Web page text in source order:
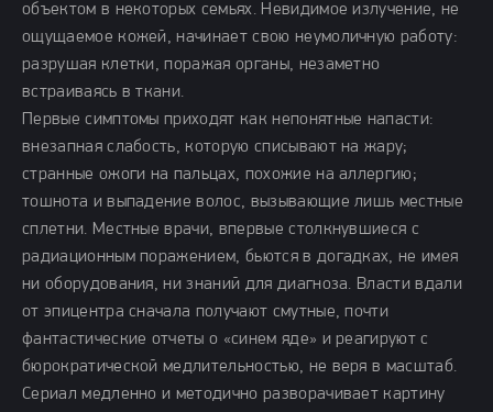
объектом в некоторых семьях. Невидимое излучение, не
ощущаемое кожей, начинает свою неумоличную работу:
разрушая клетки, поражая органы, незаметно
встраиваясь в ткани.
Первые симптомы приходят как непонятные напасти:
внезапная слабость, которую списывают на жару;
странные ожоги на пальцах, похожие на аллергию;
тошнота и выпадение волос, вызывающие лишь местные
сплетни. Местные врачи, впервые столкнувшиеся с
радиационным поражением, бьются в догадках, не имея
ни оборудования, ни знаний для диагноза. Власти вдали
от эпицентра сначала получают смутные, почти
фантастические отчеты о «синем яде» и реагируют с
бюрократической медлительностью, не веря в масштаб.
Сериал медленно и методично разворачивает картину